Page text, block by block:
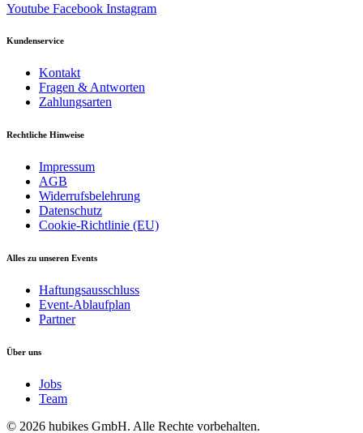
Youtube Facebook Instagram
Kundenservice
Kontakt
Fragen & Antworten
Zahlungsarten
Rechtliche Hinweise
Impressum
AGB
Widerrufsbelehrung
Datenschutz
Cookie-Richtlinie (EU)
Alles zu unseren Events
Haftungsausschluss
Event-Ablaufplan
Partner
Über uns
Jobs
Team
© 2026 hubikes GmbH. Alle Rechte vorbehalten.